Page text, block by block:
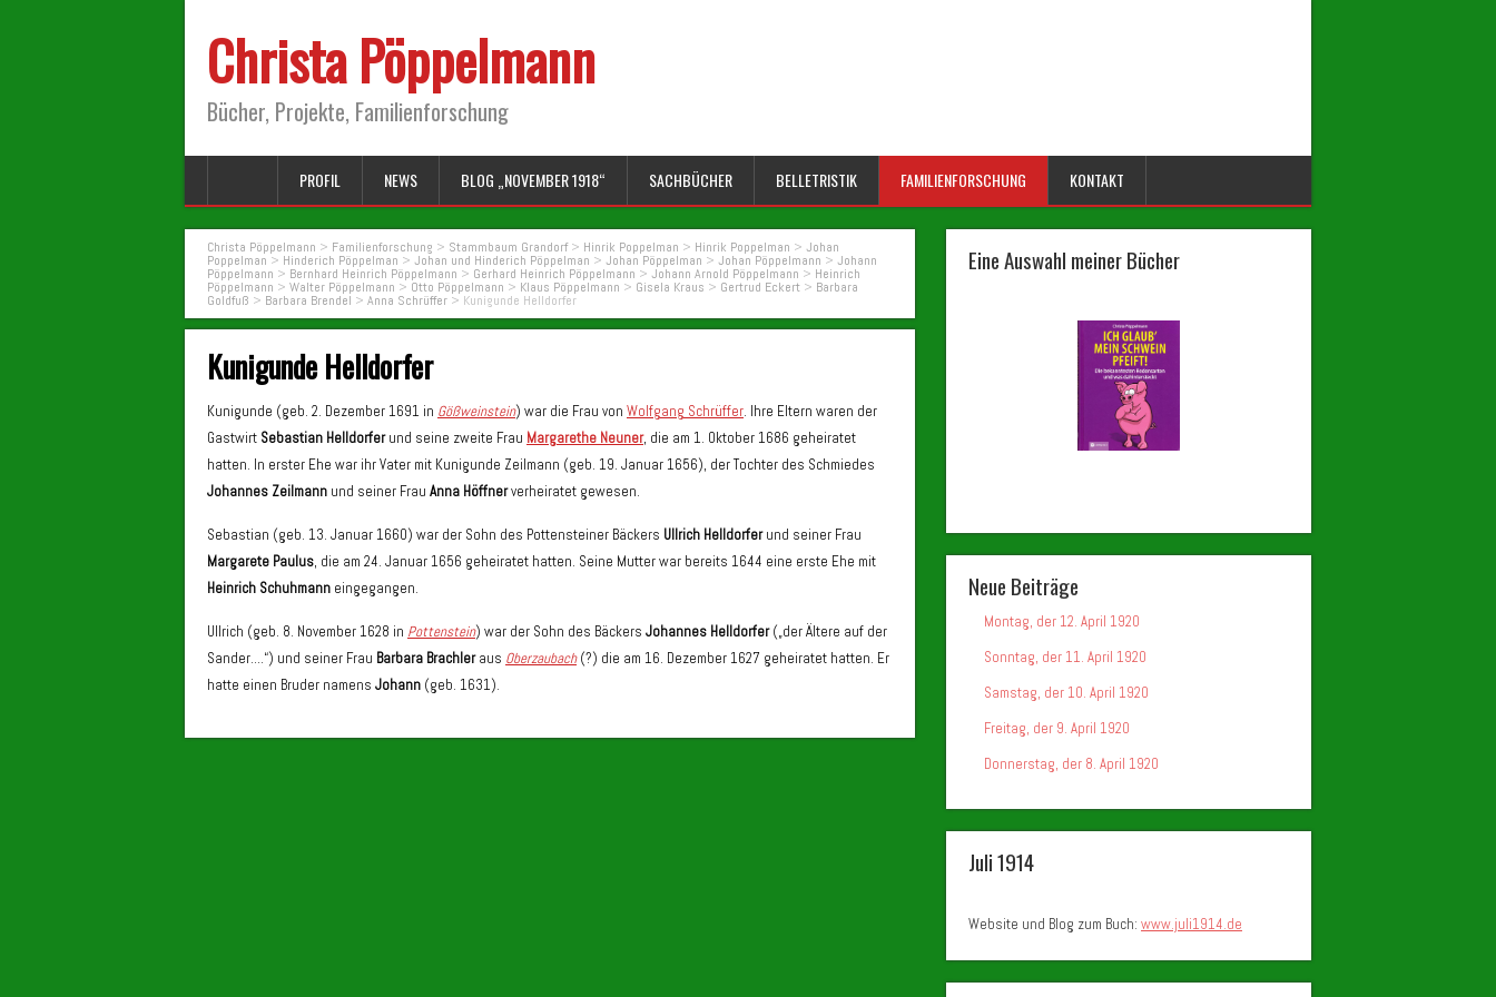
Christa Pöppelmann
Bücher, Projekte, Familienforschung
PROFIL NEWS BLOG „NOVEMBER 1918“ SACHBÜCHER BELLETRISTIK FAMILIENFORSCHUNG KONTAKT
Christa Pöppelmann > Familienforschung > Stammbaum Grandorf> Hinrik Poppelman > Hinrik Poppelman > Johan
Poppelman > Hinderich Pöppelman > Johan und Hinderich Pöppelman > Johan Pöppelman > Johan Pöppelmann > Johann
Pöppelmann > Bernhard Heinrich Pöppelmann > Gerhard Heinrich Pöppelmann > Johann Arnold Pöppelmann > Heinrich
Pöppelmann > Walter Pöppelmann > Otto Pöppelmann > Klaus Pöppelmann > Gisela Kraus > Gertrud Eckert > Barbara
Goldfuß > Barbara Brendel > Anna Schrüffer > Kunigunde Helldorfer
Kunigunde Helldorfer
Kunigunde (geb. 2. Dezember 1691 in Gößweinstein) war die Frau von Wolfgang Schrüffer. Ihre Eltern waren der
Gastwirt Sebastian Helldorferund seine zweite Frau Margarethe Neuner, die am 1. Oktober 1686 geheiratet
hatten. In erster Ehe war ihr Vater mit Kunigunde Zeilmann (geb. 19. Januar 1656), der Tochter des Schmiedes
Johannes Zeilmann und seiner Frau Anna Höffnerverheiratet gewesen.
Sebastian (geb. 13. Januar 1660) war der Sohn des Pottensteiner Bäckers Ullrich Helldorferund seiner Frau
Margarete Paulus, die am 24. Januar 1656 geheiratet hatten. Seine Mutter war bereits 1644 eine erste Ehe mit
Heinrich Schuhmann eingegangen.
Ullrich (geb. 8. November 1628 in Pottenstein) war der Sohn des Bäckers Johannes Helldorfer(„der Ältere auf der
Sander….“) und seiner Frau Barbara Brachleraus Oberzaubach(?) die am 16. Dezember 1627 geheiratet hatten. Er
hatte einen Bruder namens Johann (geb. 1631).
Eine Auswahl meiner Bücher
Neue Beiträge
Montag, der 12. April 1920
Sonntag, der 11. April 1920
Samstag, der 10. April 1920
Freitag, der 9. April 1920
Donnerstag, der 8. April 1920
Juli 1914
Website und Blog zum Buch: www.juli1914.de